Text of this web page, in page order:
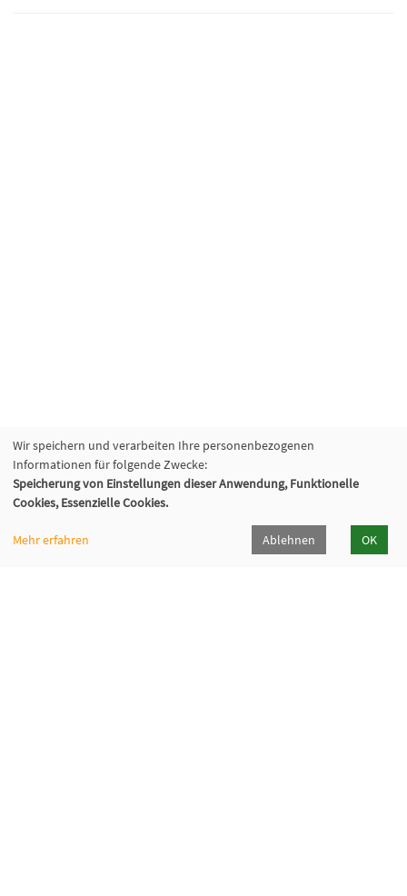
Wir speichern und verarbeiten Ihre personenbezogenen
Informationen für folgende Zwecke:
Speicherung von Einstellungen dieser Anwendung, Funktionelle
Cookies, Essenzielle Cookies.
Mehr erfahren Ablehnen OK